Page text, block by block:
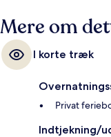
Mere om
I korte træk
Privat
Indtjekning/